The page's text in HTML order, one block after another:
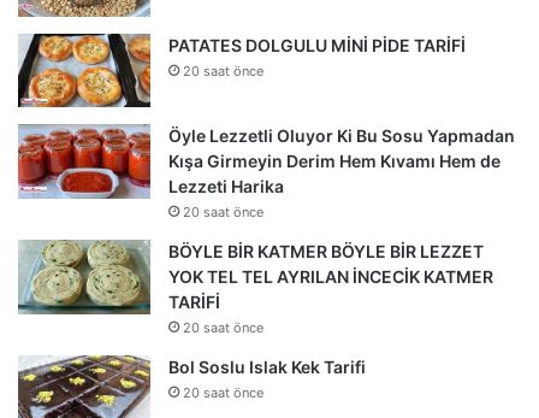
PATATES DOLGULU MİNİ PİDE TARİFİ
20 saat önce
Öyle Lezzetli Oluyor Ki Bu Sosu Yapmadan
Kışa Girmeyin Derim Hem Kıvamı Hem de
Lezzeti Harika
20 saat önce
BÖYLE BİR KATMER BÖYLE BİR LEZZET
YOK TEL TEL AYRILAN İNCECİK KATMER
TARİFİ
20 saat önce
Bol Soslu Islak Kek Tarifi
20 saat önce